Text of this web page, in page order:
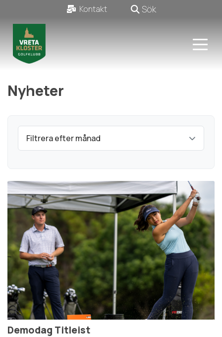
Kontakt Sök
Nyheter
Filtrera efter månad
Demodag Titleist